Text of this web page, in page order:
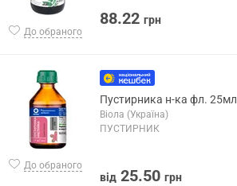
До обраного
88.22 грн
До обраного
Пустирника н-ка фл. 25мл
Віола (Україна)
ПУСТИРНИК
від 25.50 грн